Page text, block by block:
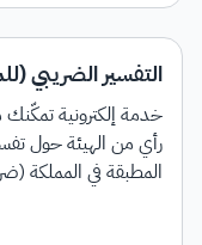
التفسير الضريبي
خدمة إلكترونية
رأي من الهيئة حول
المطبقة في المملكة
الطلب وذلك وفقًا